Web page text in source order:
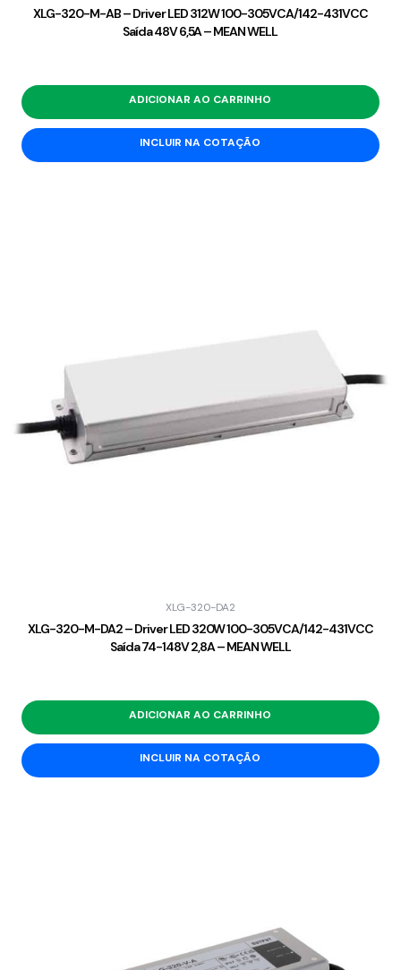
XLG-320-M-AB – Driver LED 312W 100-305VCA/142-431VCC
Saída 48V 6,5A – MEAN WELL
ADICIONAR AO CARRINHO
INCLUIR NA COTAÇÃO
XLG-320-DA2
XLG-320-M-DA2 – Driver LED 320W 100-305VCA/142-431VCC
Saída 74-148V 2,8A – MEAN WELL
ADICIONAR AO CARRINHO
INCLUIR NA COTAÇÃO